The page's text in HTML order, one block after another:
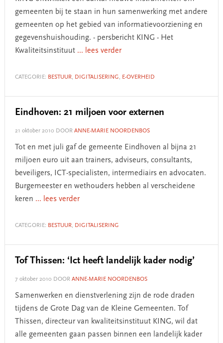
gemeenten bij te staan in hun samenwerking met andere
gemeenten op het gebied van informatievoorziening en
gegevenshuishouding. - persbericht KING - Het
Kwaliteitsinstituut ... lees verder
CATEGORIE: BESTUUR, DIGITALISERING, E-OVERHEID
Eindhoven: 21 miljoen voor externen
21 oktober 2010 DOOR ANNE-MARIE NOORDENBOS
Tot en met juli gaf de gemeente Eindhoven al bijna 21
miljoen euro uit aan trainers, adviseurs, consultants,
beveiligers, ICT-specialisten, intermediairs en advocaten.
Burgemeester en wethouders hebben al verscheidene
keren ... lees verder
CATEGORIE: BESTUUR, DIGITALISERING
Tof Thissen: ‘Ict heeft landelijk kader nodig’
7 oktober 2010 DOOR ANNE-MARIE NOORDENBOS
Samenwerken en dienstverlening zijn de rode draden
tijdens de Grote Dag van de Kleine Gemeenten. Tof
Thissen, directeur van kwaliteitsinstituut KING, wil dat
alle gemeenten gaan passen binnen een landelijk kader